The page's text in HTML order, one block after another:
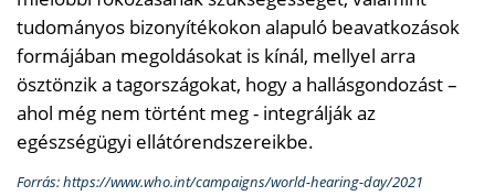
tudományos bizonyítékokon alapuló beavatkozások
formájában megoldásokat is kínál, mellyel arra
ösztönzik a tagországokat, hogy a hallásgondozást –
ahol még nem történt meg - integrálják az
egészségügyi ellátórendszereikbe.
Forrás: https://www.who.int/campaigns/world-hearing-day/2021